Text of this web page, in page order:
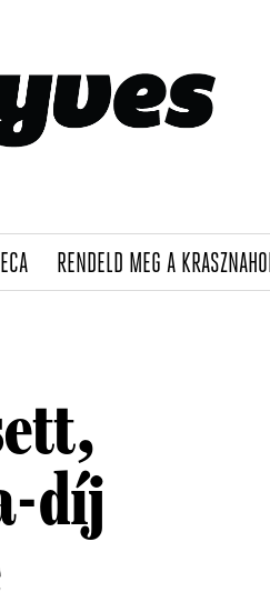
(CURRENT)
RENDELD MEG A
díj